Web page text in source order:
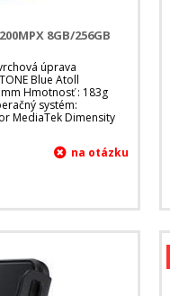
8GB/256GB
úprava
Blue Atoll
Hmotnosť : 183g
systém:
MediaTek Dimensity